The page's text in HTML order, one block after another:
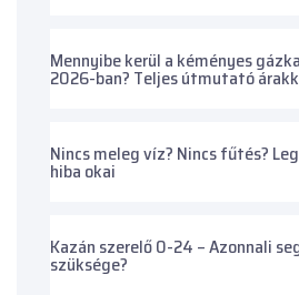
Mennyibe kerül a kéményes
2026-ban? Teljes útmutató
Nincs meleg víz? Nincs fűtés?
hiba okai
Kazán szerelő 0-24 – Azonnali
szüksége?